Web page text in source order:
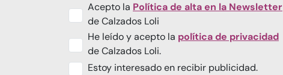
Acepto la Política de alta en la Newsletter
de Calzados Loli
He leído y acepto la política de privacidad
de Calzados Loli.
Estoy interesado en recibir publicidad.